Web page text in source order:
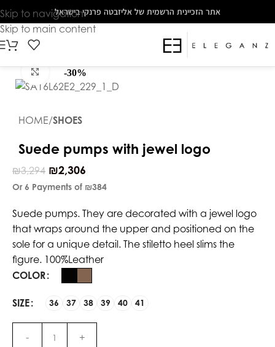
The
beginning
of
web
page,
main
Content
Skip to navigation
Skip to main content
אתר הזכיינית הרשמית של אליזבטה פרנקי בישראל
-30%
Click to enlarge
HOME SHOES
Suede pumps with jewel logo
₪3,294 ₪2,306
Or 6 Payments of ₪384
Suede pumps. They are decorated with a jewel logo
that wraps around the upper and positioned on the
sole for a unique detail. The stiletto heel slims the
figure. 100%Leather
COLOR
SIZE 36 37 38 39 40 41